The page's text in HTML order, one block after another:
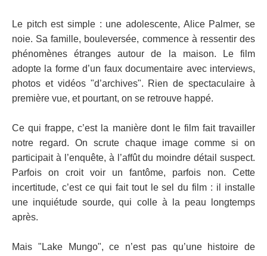
Le pitch est simple : une adolescente, Alice Palmer, se
noie. Sa famille, bouleversée, commence à ressentir des
phénomènes étranges autour de la maison. Le film
adopte la forme d’un faux documentaire avec interviews,
photos et vidéos "d’archives". Rien de spectaculaire à
première vue, et pourtant, on se retrouve happé.
Ce qui frappe, c’est la manière dont le film fait travailler
notre regard. On scrute chaque image comme si on
participait à l’enquête, à l’affût du moindre détail suspect.
Parfois on croit voir un fantôme, parfois non. Cette
incertitude, c’est ce qui fait tout le sel du film : il installe
une inquiétude sourde, qui colle à la peau longtemps
après.
Mais "Lake Mungo", ce n’est pas qu’une histoire de